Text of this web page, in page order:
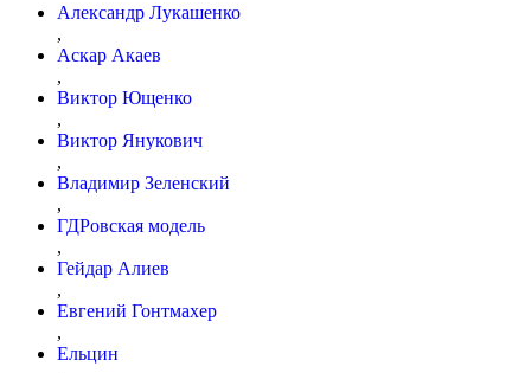
Александр Лукашенко
,
Аскар Акаев
,
Виктор Ющенко
,
Виктор Янукович
,
Владимир Зеленский
,
ГДРовская модель
,
Гейдар Алиев
,
Евгений Гонтмахер
,
Ельцин